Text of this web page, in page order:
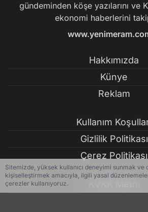
gündeminden köşe yazılarını ve
ekonomi haberlerini
Hakkımızda
Künye
Reklam
Kullanım
Gizlilik Politikası
Çerez Politikası
Sitemizde, yüksek kullanıcı deneyimi sunmak ve
kişiselleştirmek amacıyla, ilgili yasal
çerezler kullanıyoruz.